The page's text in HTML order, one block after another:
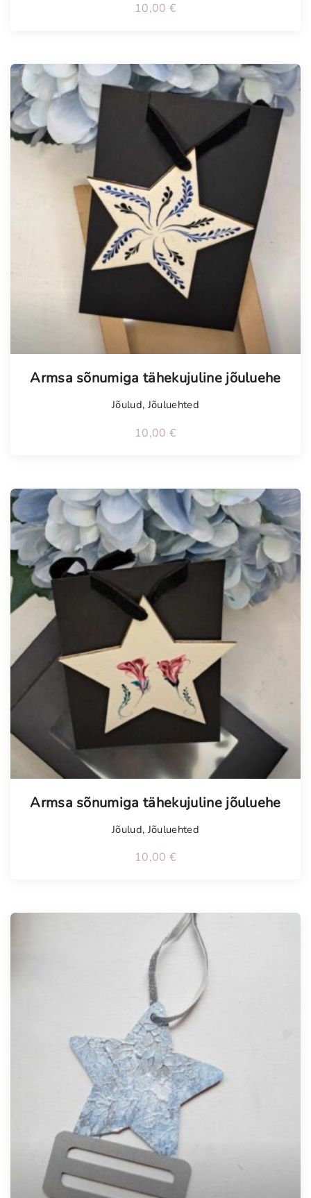
10,00 €
Armsa sõnumiga tähekujuline jõuluehe
Jõulud, Jõuluehted
10,00 €
Armsa sõnumiga tähekujuline jõuluehe
Jõulud, Jõuluehted
10,00 €